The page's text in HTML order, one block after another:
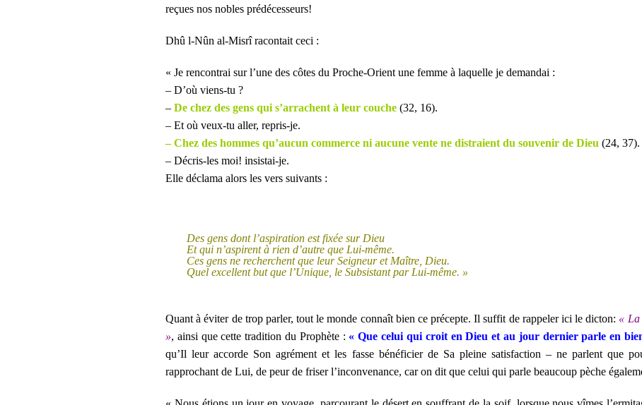
reçues nos nobles prédécesseurs!
Dhû l-Nûn al-Misrî racontait ceci :
« Je rencontrai sur l’une des côtes du Proche-Orient une femme à laquelle je demandai :
– D’où viens-tu ?
– De chez des gens qui s’arrachent à leur couche (32, 16).
– Et où veux-tu aller, repris-je.
– Chez des hommes qu’aucun commerce ni aucune vente ne distraient du souvenir de Dieu (24, 37).
– Décris-les moi! insistai-je.
Elle déclama alors les vers suivants :
Des gens dont l’aspiration est fixée sur Dieu
Et qui n’aspirent à rien d’autre que Lui-même.
Ces gens ne recherchent que leur Seigneur et Maître, Dieu.
Quel excellent but que l’Unique, le Subsistant par Lui-même. »
Quant à éviter de trop parler, tout le monde connaît bien ce précepte. Il suffit de rappeler ici le dicton: « La
», ainsi que cette tradition du Prophète : « Que celui qui croit en Dieu et au jour dernier parle en
qu’Il leur accorde Son agrément et les fasse bénéficier de Sa pleine satisfaction – ne parlent que
rapprochant de Lui, de peur de friser l’inconvenance, car on dit que celui qui parle beaucoup pèche